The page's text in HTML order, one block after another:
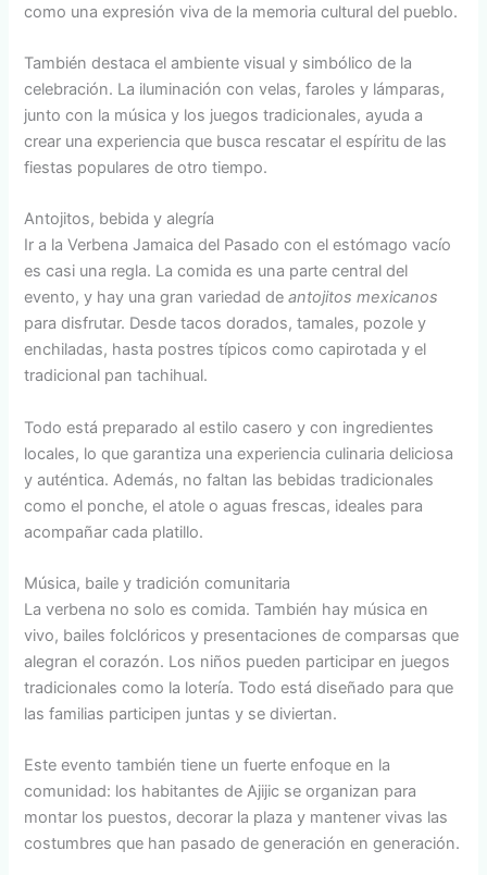
como una expresión viva de la memoria cultural del pueblo.
También destaca el ambiente visual y simbólico de la
celebración. La iluminación con velas, faroles y lámparas,
junto con la música y los juegos tradicionales, ayuda a
crear una experiencia que busca rescatar el espíritu de las
fiestas populares de otro tiempo.
Antojitos, bebida y alegría
Ir a la Verbena Jamaica del Pasado con el estómago vacío
es casi una regla. La comida es una parte central del
evento, y hay una gran variedad deantojitos mexicanos
para disfrutar. Desde tacos dorados, tamales, pozole y
enchiladas, hasta postres típicos como capirotada y el
tradicional pan tachihual.
Todo está preparado al estilo casero y con ingredientes
locales, lo que garantiza una experiencia culinaria deliciosa
y auténtica. Además, no faltan las bebidas tradicionales
como el ponche, el atole o aguas frescas, ideales para
acompañar cada platillo.
Música, baile y tradición comunitaria
La verbena no solo es comida. También hay música en
vivo, bailes folclóricos y presentaciones de comparsas que
alegran el corazón. Los niños pueden participar en juegos
tradicionales como la lotería. Todo está diseñado para que
las familias participen juntas y se diviertan.
Este evento también tiene un fuerte enfoque en la
comunidad: los habitantes de Ajijic se organizan para
montar los puestos, decorar la plaza y mantener vivas las
costumbres que han pasado de generación en generación.